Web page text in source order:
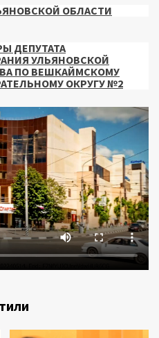
ОБЛАСТИ
ДЕПУТАТА
УЛЬЯНОВСКОЙ
ПО ВЕШКАЙМСКОМУ
ОКРУГУ №2